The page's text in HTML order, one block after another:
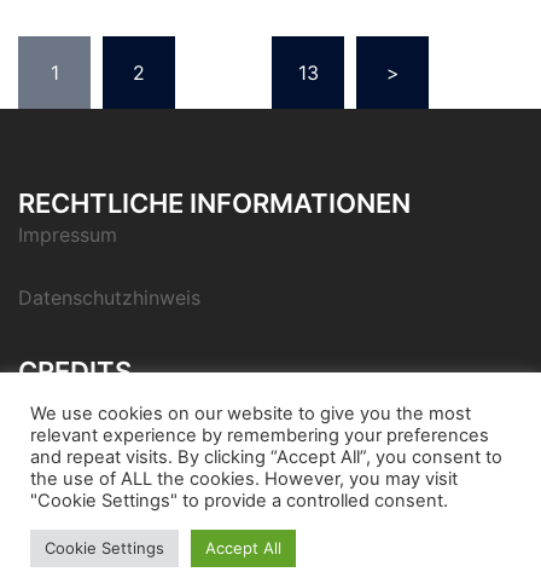
Seitennummerierung
1 2 13 >
RECHTLICHE INFORMATIONEN
Impressum
Datenschutzhinweis
CREDITS
Icon pack by Icons8
© 2026 Bondora Robo Advisor. Stolz präsentiert von
Sydney
We use cookies on our website to give you the most
relevant experience by remembering your preferences
and repeat visits. By clicking “Accept All”, you consent to
the use of ALL the cookies. However, you may visit
"Cookie Settings" to provide a controlled consent.
Cookie Settings Accept All